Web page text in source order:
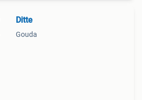
Ditte
Gouda